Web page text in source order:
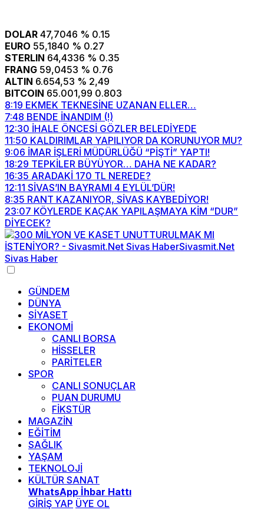
DOLAR 47,7046 % 0.15
EURO 55,1840 % 0.27
STERLIN 64,4336 % 0.35
FRANG 59,0453 % 0.76
ALTIN 6.654,53 % 2,49
BITCOIN 65.001,99 0.803
8:19 EKMEK TEKNESİNE UZANAN ELLER…
7:48 BENDE İNANDIM (!)
12:30 İHALE ÖNCESİ GÖZLER BELEDİYEDE
11:50 KALDIRIMLAR YAPILIYOR DA KORUNUYOR MU?
9:06 İMAR İŞLERİ MÜDÜRLÜĞÜ “PİŞTİ” YAPTI!
18:29 TEPKİLER BÜYÜYOR… DAHA NE KADAR?
16:35 ARADAKİ 170 TL NEREDE?
12:11 SİVAS’IN BAYRAMI 4 EYLÜL’DÜR!
8:35 RANT KAZANIYOR, SİVAS KAYBEDİYOR!
23:07 KÖYLERDE KAÇAK YAPILAŞMAYA KİM “DUR”
DİYECEK?
GÜNDEM
DÜNYA
SİYASET
EKONOMİ
CANLI BORSA
HİSSELER
PARİTELER
SPOR
CANLI SONUÇLAR
PUAN DURUMU
FİKSTÜR
MAGAZİN
EĞİTİM
SAĞLIK
YAŞAM
TEKNOLOJİ
KÜLTÜR SANAT
WhatsApp İhbar Hattı
GİRİŞ YAP ÜYE OL